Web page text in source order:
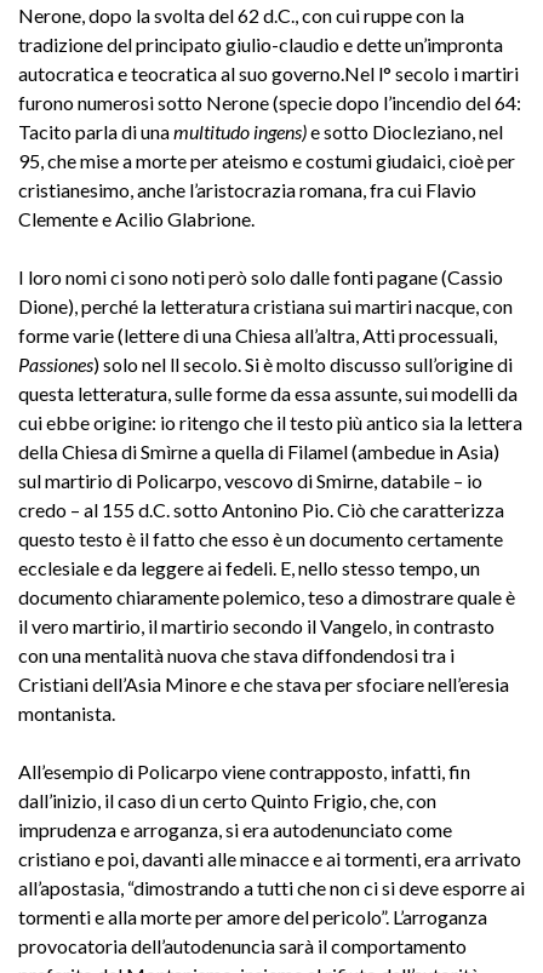
Nerone, dopo la svolta del 62 d.C., con cui ruppe con la
tradizione del principato giulio-claudio e dette un’impronta
autocratica e teocratica al suo governo.Nel l° secolo i martiri
furono numerosi sotto Nerone (specie dopo l’incendio del 64:
Tacito parla di unamultitudo ingens)e sotto Diocleziano, nel
95, che mise a morte per ateismo e costumi giudaici, cioè per
cristianesimo, anche l’aristocrazia romana, fra cui Flavio
Clemente e Acilio Glabrione.
I loro nomi ci sono noti però solo dalle fonti pagane (Cassio
Dione), perché la letteratura cristiana sui martiri nacque, con
forme varie (lettere di una Chiesa all’altra, Atti processuali,
Passiones) solo nel ll secolo. Si è molto discusso sull’origine di
questa letteratura, sulle forme da essa assunte, sui modelli da
cui ebbe origine: io ritengo che il testo più antico sia la lettera
della Chiesa di Smìrne a quella di Filamel (ambedue in Asia)
sul martirio di Policarpo, vescovo di Smirne, databile – io
credo – al 155 d.C. sotto Antonino Pio. Ciò che caratterizza
questo testo è il fatto che esso è un documento certamente
ecclesiale e da leggere ai fedeli. E, nello stesso tempo, un
documento chiaramente polemico, teso a dimostrare quale è
il vero martirio, il martirio secondo il Vangelo, in contrasto
con una mentalità nuova che stava diffondendosi tra i
Cristiani dell’Asia Minore e che stava per sfociare nell’eresia
montanista.
All’esempio di Policarpo viene contrapposto, infatti, fin
dall’inizio, il caso di un certo Quinto Frigio, che, con
imprudenza e arroganza, si era autodenunciato come
cristiano e poi, davanti alle minacce e ai tormenti, era arrivato
all’apostasia, “dimostrando a tutti che non ci si deve esporre ai
tormenti e alla morte per amore del pericolo”. L’arroganza
provocatoria dell’autodenuncia sarà il comportamento